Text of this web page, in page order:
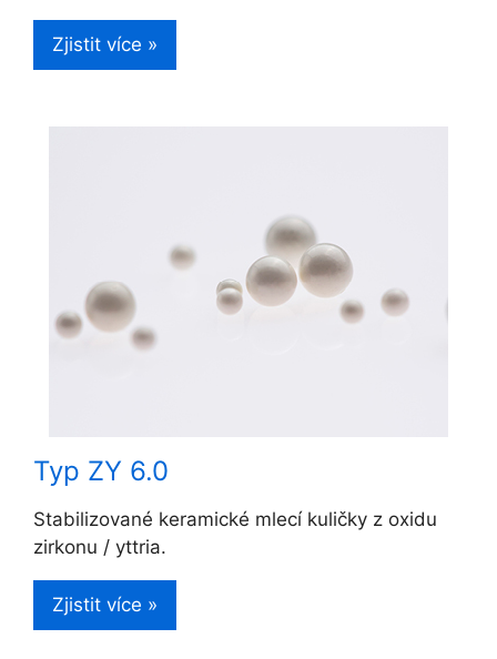
Zjistit více »
Typ ZY 6.0
Stabilizované keramické mlecí kuličky z oxidu
zirkonu / yttria.
Zjistit více »